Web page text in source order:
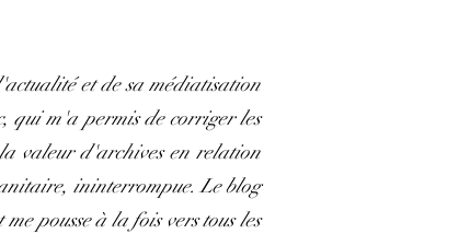
et de sa médiatisation
qui m'a permis de corriger les
valeur d'archives en relation
ininterrompue. Le blog
pousse à la fois vers tous les